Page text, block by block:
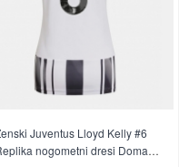
Juventus Lloyd Kelly #6
nogometni dresi Domači